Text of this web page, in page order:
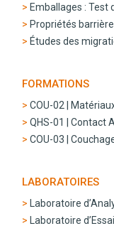
Emballages : Test
Propriétés
Études des
FORMATIONS
COU-02 |
QHS-01 | Contact
COU-03 |
LABORATOIRES
Laboratoire
Laboratoire